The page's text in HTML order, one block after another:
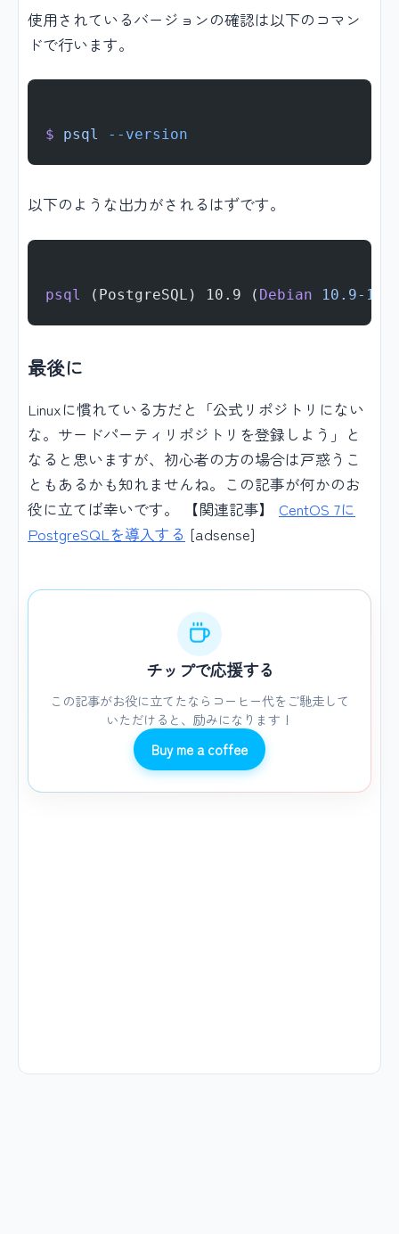
使用されているバージョンの確認は以下のコマン
ドで行います。
$ psql --version
以下のような出力がされるはずです。
psql (PostgreSQL) 10.9 ( Debian 10.9-
最後に
Linuxに慣れている方だと「公式リポジトリにない
な。サードパーティリポジトリを登録しよう」と
なると思いますが、初心者の方の場合は戸惑うこ
ともあるかも知れませんね。この記事が何かのお
役に立てば幸いです。 【関連記事】 CentOS 7に
PostgreSQLを導入する [adsense]
チップで応援する
この記事がお役に立てたならコーヒー代をご馳走して
いただけると、励みになります！
Buy me a coffee